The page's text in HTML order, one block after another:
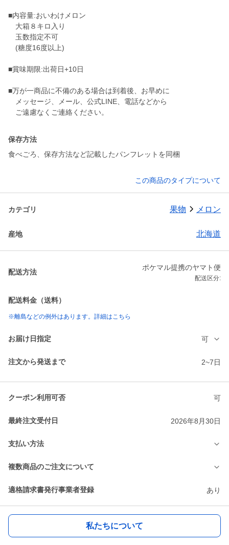
■内容量:おいわけメロン
大箱８キロ入り
玉数指定不可
(糖度16度以上)
■賞味期限:出荷日+10日
■万が一商品に不備のある場合は到着後、お早めに
メッセージ、メール、公式LINE、電話などから
ご遠慮なくご連絡ください。
保存方法
食べごろ、保存方法など記載したパンフレットを同梱
この商品のタイプについて
カテゴリ 果物 メロン
産地 北海道
配送方法
ポケマル提携のヤマト便
配送区分:
配送料金（送料）
※離島などの例外はあります。詳細はこちら
お届け日指定 可
注文から発送まで 2~7日
クーポン利用可否 可
最終注文受付日 2026年8月30日
支払い方法
複数商品のご注文について
適格請求書発行事業者登録 あり
私たちについて